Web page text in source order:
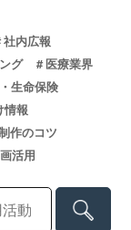
社内広報
グ
医療業界
生命保険
情報
作のコツ
活用